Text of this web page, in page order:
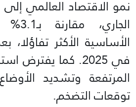
في 2025. كما يفترض
المرتفعة وتشديد
توقعات التضخم.